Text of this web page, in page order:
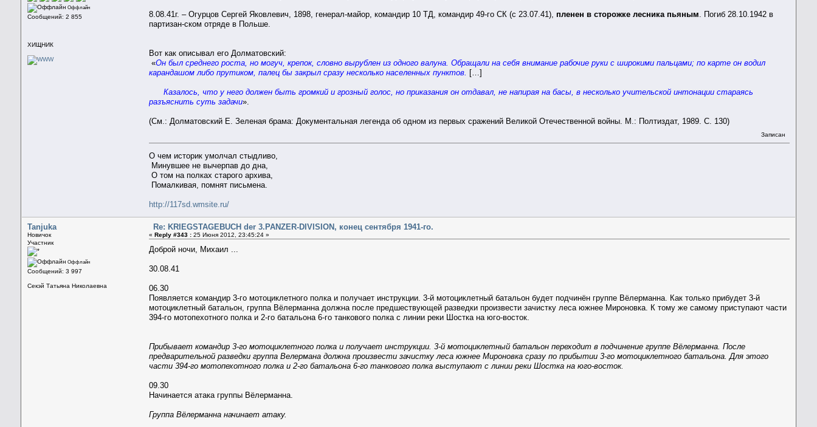
Оффлайн
Сообщений: 2 855
ХИЩНИК
8.08.41г. – Огурцов Сергей Яковлевич, 1898, генерал-майор, командир 10 ТД, командир 49-го СК (с 23.07.41), пленен в сторожке лесника пьяным . Погиб 28.10.1942 в
партизан-ском отряде в Польше.
Вот как описывал его Долматовский:
«Он был среднего роста, но могуч, крепок, словно вырублен из одного валуна. Обращали на себя внимание рабочие руки с широкими пальцами; по карте он водил
карандашом либо прутиком, палец бы закрыл сразу несколько населенных пунктов.
[…]
Казалось, что у него должен быть громкий и грозный голос, но приказания он отдавал, не напирая на басы, в несколько учительской интонации стараясь
разъяснить суть задачи».
(См.: Долматовский Е. Зеленая брама: Документальная легенда об одном из первых сражений Великой Отечественной войны. М.: Полтиздат, 1989. С. 130)
Записан
О чем историк умолчал стыдливо,
Минувшее не вычерпав до дна,
О том на полках старого архива,
Помалкивая, помнят письмена.
http://117sd.wmsite.ru/
Tanjuka
Новичок
Участник
Оффлайн
Сообщений: 3 997
Секэй Татьяна Николаевна
Re: KRIEGSTAGEBUCH der 3.PANZER-DIVISION, конец сентября 1941-го.
«Reply #343 : 25 Июня 2012, 23:45:24 »
Доброй ночи, Михаил ...
30.08.41
06.30
Появляется командир 3-го мотоциклетного полка и получает инструкции. 3-й мотоциклетный батальон будет подчинён группе Вёлерманна. Как только прибудет 3-й
мотоциклетный батальон, группа Вёлерманна должна после предшествующей разведки произвести зачистку леса южнее Мироновка. К тому же самому приступают части
394-го мотопехотного полка и 2-го батальона 6-го танкового полка с линии реки Шостка на юго-восток.
Прибывает командир 3-го мотоциклетного полка и получает инструкции. 3-й мотоциклетный батальон переходит в подчинение группе Вёлерманна. После
предварительной разведки группа Велермана должна произвести зачистку леса южнее Мироновка сразу по прибытии 3-го мотоциклетного батальона. Для этого
части 394-го мотопехотного полка и 2-го батальона 6-го танкового полка выступают с линии реки Шостка на юго-восток.
09.30
Начинается атака группы Вёлерманна.
Группа Вёлерманна начинает атаку.